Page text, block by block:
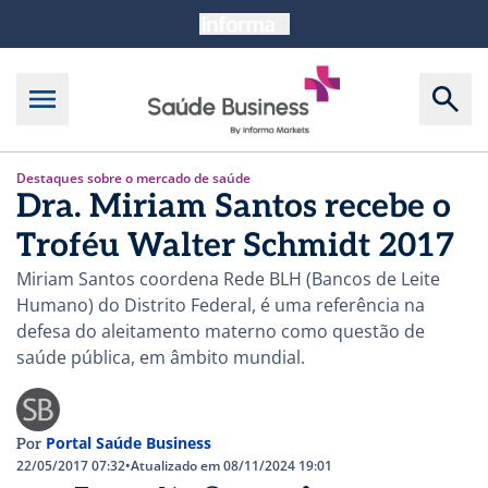
Destaques sobre o mercado de saúde
Dra. Miriam Santos recebe o
Troféu Walter Schmidt 2017
Miriam Santos coordena Rede BLH (Bancos de Leite
Humano) do Distrito Federal, é uma referência na
defesa do aleitamento materno como questão de
saúde pública, em âmbito mundial.
Por Portal Saúde Business
22/05/2017 07:32•Atualizado em 08/11/2024 19:01